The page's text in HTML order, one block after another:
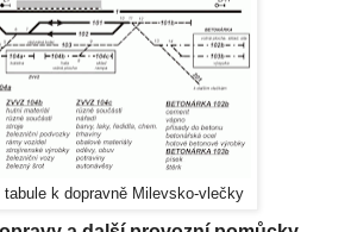
tabule k dopravně Milevsko-vlečky